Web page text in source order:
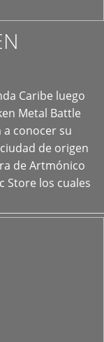
Caribe luego
Metal Battle
a conocer su
de origen
de Artmónico
Store los cuales